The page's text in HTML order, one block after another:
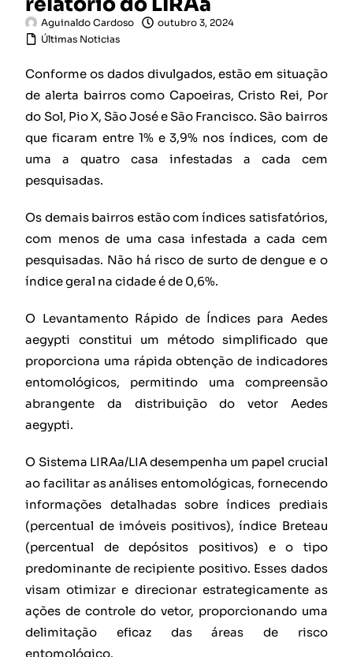
Aguinaldo Cardoso
outubro 3, 2024
Últimas Noticias
Conforme os dados divulgados, estão em situação
de alerta bairros como Capoeiras, Cristo Rei, Por
do Sol, Pio X, São José e São Francisco. São bairros
que ficaram entre 1% e 3,9% nos índices, com de
uma a quatro casa infestadas a cada cem
pesquisadas.
Os demais bairros estão com índices satisfatórios,
com menos de uma casa infestada a cada cem
pesquisadas. Não há risco de surto de dengue e o
índice geral na cidade é de 0,6%.
O Levantamento Rápido de Índices para Aedes
aegypti constitui um método simplificado que
proporciona uma rápida obtenção de indicadores
entomológicos, permitindo uma compreensão
abrangente da distribuição do vetor Aedes
aegypti.
O Sistema LIRAa/LIA desempenha um papel crucial
ao facilitar as análises entomológicas, fornecendo
informações detalhadas sobre índices prediais
(percentual de imóveis positivos), índice Breteau
(percentual de depósitos positivos) e o tipo
predominante de recipiente positivo. Esses dados
visam otimizar e direcionar estrategicamente as
ações de controle do vetor, proporcionando uma
delimitação eficaz das áreas de risco
entomológico.